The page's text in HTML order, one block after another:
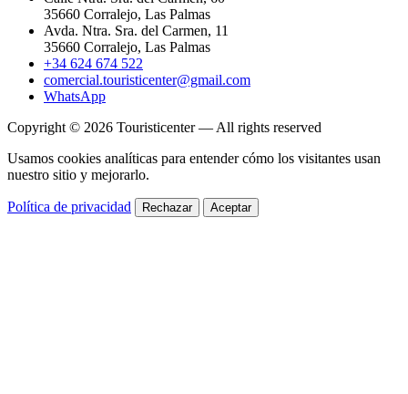
35660 Corralejo, Las Palmas
Avda. Ntra. Sra. del Carmen, 11
35660 Corralejo, Las Palmas
+34 624 674 522
comercial.touristicenter@gmail.com
WhatsApp
Copyright © 2026 Touristicenter — All rights reserved
Usamos cookies analíticas para entender cómo los visitantes usan
nuestro sitio y mejorarlo.
Política de privacidad Rechazar Aceptar